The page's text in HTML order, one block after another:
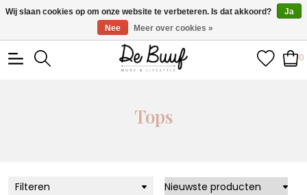
• Wekelijks nieuwe items • Gratis verzending >€100,- •
Verzonden binnen 1-3 werkdagen
0
Tops
Filteren
Wij slaan cookies op om onze website te verbeteren. Is dat akkoord?
Ja
Nee
Meer over cookies »